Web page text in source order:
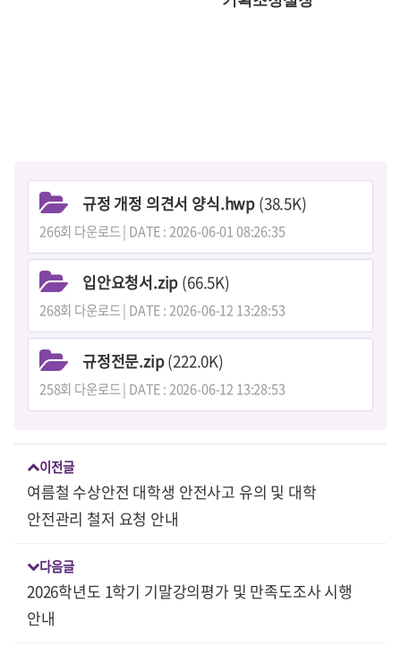
규정 개정 의견서 양식.hwp (38.5K)
266회 다운로드 | DATE : 2026-06-01 08:26:35
입안요청서.zip (66.5K)
268회 다운로드 | DATE : 2026-06-12 13:28:53
규정전문.zip(222.0K)
258회 다운로드 | DATE : 2026-06-12 13:28:53
이전글
여름철 수상안전 대학생 안전사고 유의 및 대학
안전관리 철저 요청 안내
다음글
2026학년도 1학기 기말강의평가 및 만족도조사 시행
안내